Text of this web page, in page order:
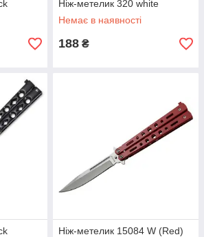
Ніж-метелик 320 white
Немає в наявності
188 ₴
Ніж-метелик 15084 W (Red)